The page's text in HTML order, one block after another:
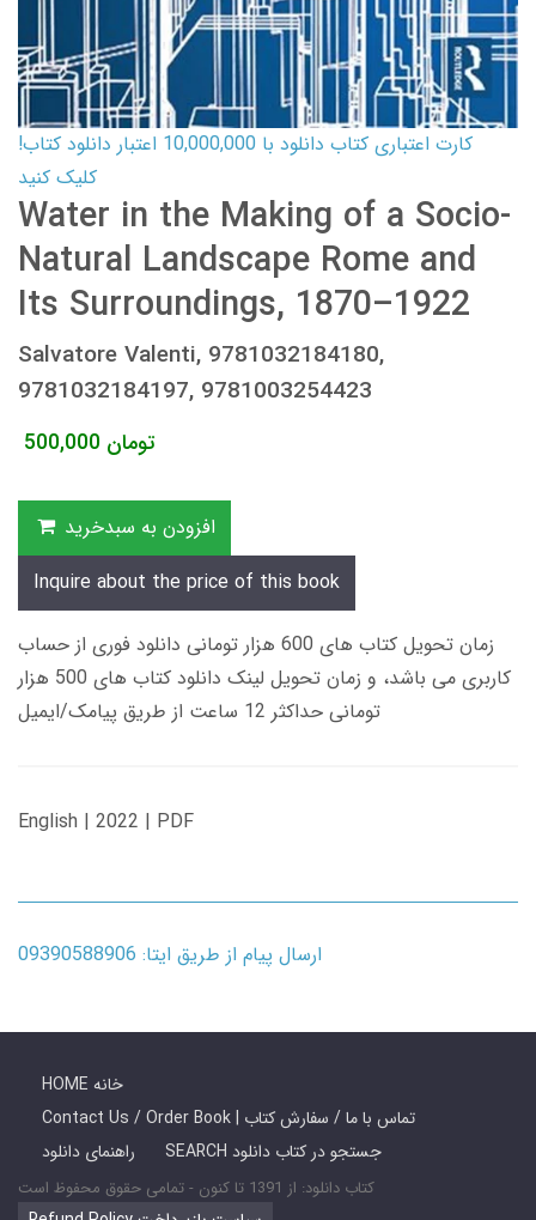
کارت اعتباری کتاب دانلود با 10,000,000 اعتبار دانلود کتاب!
کلیک کنید
Water in the Making of a Socio-
Natural Landscape Rome and
Its Surroundings, 1870–1922
Salvatore Valenti, 9781032184180,
9781032184197, 9781003254423
500,000 تومان
افزودن به سبدخرید
Inquire about the price of this book
زمان تحویل کتاب های 600 هزار تومانی دانلود فوری از حساب
کاربری می باشد، و زمان تحویل لینک دانلود کتاب های 500 هزار
تومانی حداکثر 12 ساعت از طریق پیامک/ایمیل
English | 2022 | PDF
ارسال پیام از طریق ایتا: 09390588906
HOME خانه
Contact Us / Order Book | تماس با ما / سفارش کتاب
راهنمای دانلود
SEARCH جستجو در کتاب دانلود
کتاب دانلود: از 1391 تا کنون - تمامی حقوق محفوظ است